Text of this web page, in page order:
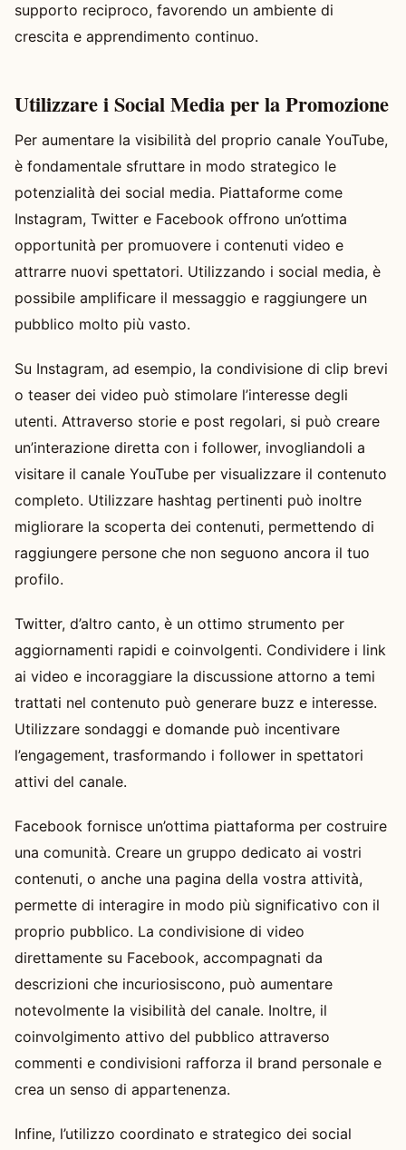
supporto reciproco, favorendo un ambiente di
crescita e apprendimento continuo.
Utilizzare i Social Media per la Promozione
Per aumentare la visibilità del proprio canale YouTube,
è fondamentale sfruttare in modo strategico le
potenzialità dei social media. Piattaforme come
Instagram, Twitter e Facebook offrono un’ottima
opportunità per promuovere i contenuti video e
attrarre nuovi spettatori. Utilizzando i social media, è
possibile amplificare il messaggio e raggiungere un
pubblico molto più vasto.
Su Instagram, ad esempio, la condivisione di clip brevi
o teaser dei video può stimolare l’interesse degli
utenti. Attraverso storie e post regolari, si può creare
un’interazione diretta con i follower, invogliandoli a
visitare il canale YouTube per visualizzare il contenuto
completo. Utilizzare hashtag pertinenti può inoltre
migliorare la scoperta dei contenuti, permettendo di
raggiungere persone che non seguono ancora il tuo
profilo.
Twitter, d’altro canto, è un ottimo strumento per
aggiornamenti rapidi e coinvolgenti. Condividere i link
ai video e incoraggiare la discussione attorno a temi
trattati nel contenuto può generare buzz e interesse.
Utilizzare sondaggi e domande può incentivare
l’engagement, trasformando i follower in spettatori
attivi del canale.
Facebook fornisce un’ottima piattaforma per costruire
una comunità. Creare un gruppo dedicato ai vostri
contenuti, o anche una pagina della vostra attività,
permette di interagire in modo più significativo con il
proprio pubblico. La condivisione di video
direttamente su Facebook, accompagnati da
descrizioni che incuriosiscono, può aumentare
notevolmente la visibilità del canale. Inoltre, il
coinvolgimento attivo del pubblico attraverso
commenti e condivisioni rafforza il brand personale e
crea un senso di appartenenza.
Infine, l’utilizzo coordinato e strategico dei social